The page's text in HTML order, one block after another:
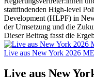
stattfindenden High-level
Development (HLPF) in
der Umsetzung und die
Dieser Beitrag fasst die
Live aus New York 2026
Live aus New